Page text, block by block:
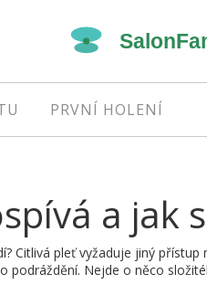
PRVNÍ HOLENÍ
a jak
Citlivá pleť vyžaduje jiný přístup
podráždění. Nejde o něco